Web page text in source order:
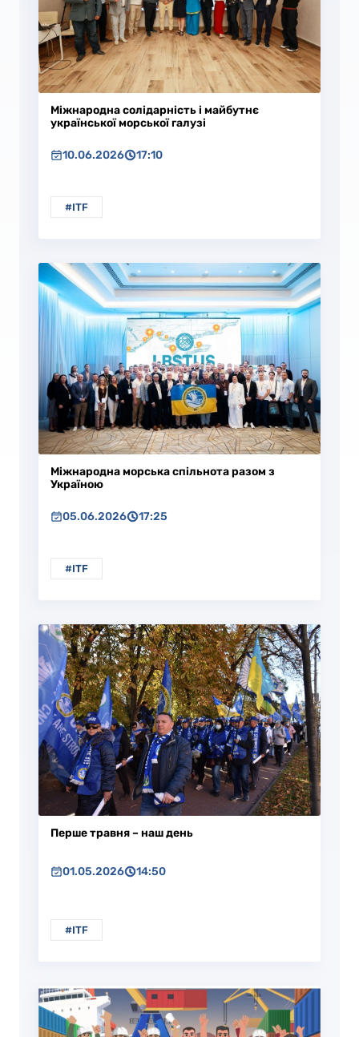
Міжнародна солідарність і майбутнє
української морської галузі
10.06.2026 17:10
#ITF
Міжнародна морська спільнота разом з
Україною
05.06.2026 17:25
#ITF
Перше травня – наш день
01.05.2026 14:50
#ITF